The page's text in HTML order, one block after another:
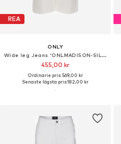
REA
ONLY
Wide leg Jeans 'ONLMADISON-SILLE'
455,00 kr
Ordinarie pris: 569,00 kr
Senaste lägsta pris:182,00 kr